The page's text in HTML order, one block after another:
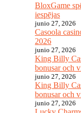
BloxGame
iespējas
junio 27, 2026
Casoola
2026
junio 27, 2026
King Billy
bonusar och
junio 27, 2026
King Billy
bonusar och
junio 27, 2026